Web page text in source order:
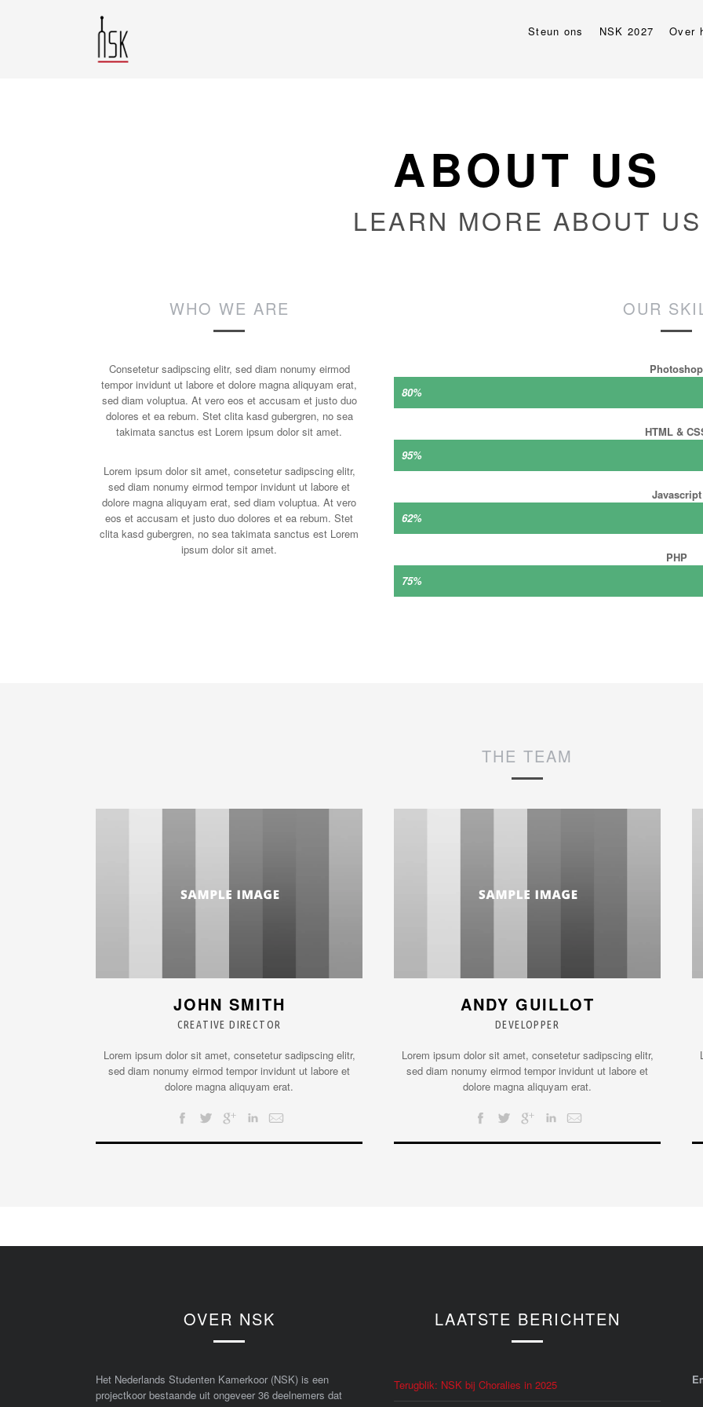
Steun ons NSK 2027 Over
ABOUT US
LEARN MORE ABOUT US
WHO WE ARE
Consetetur sadipscing elitr, sed diam nonumy eirmod
tempor invidunt ut labore et dolore magna aliquyam erat,
sed diam voluptua. At vero eos et accusam et justo duo
dolores et ea rebum. Stet clita kasd gubergren, no sea
takimata sanctus est Lorem ipsum dolor sit amet.
Lorem ipsum dolor sit amet, consetetur sadipscing elitr,
sed diam nonumy eirmod tempor invidunt ut labore et
dolore magna aliquyam erat, sed diam voluptua. At vero
eos et accusam et justo duo dolores et ea rebum. Stet
clita kasd gubergren, no sea takimata sanctus est Lorem
ipsum dolor sit amet.
OUR
Photoshop
80%
HTML &
95%
Javascript
62%
PHP
75%
THE TEAM
JOHN SMITH
CREATIVE DIRECTOR
Lorem ipsum dolor sit amet, consetetur sadipscing elitr,
sed diam nonumy eirmod tempor invidunt ut labore et
dolore magna aliquyam erat.
ANDY GUILLOT
DEVELOPPER
Lorem ipsum dolor sit amet, consetetur sadipscing elitr,
sed diam nonumy eirmod tempor invidunt ut labore et
dolore magna aliquyam erat.
OVER NSK
Het Nederlands Studenten Kamerkoor (NSK) is een
projectkoor bestaande uit ongeveer 36 deelnemers dat
LAATSTE BERICHTEN
Terugblik: NSK bij Choralies in 2025